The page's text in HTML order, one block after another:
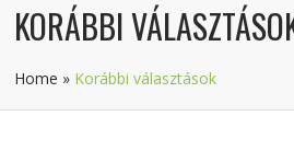
KORÁBBI
Home » Korábbi választások